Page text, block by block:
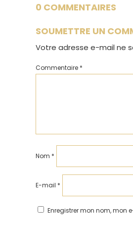
0 COMMENTAIRES
SOUMETTRE UN
Votre adresse e-mail ne
Commentaire *
Nom *
E-mail *
Enregistrer mon nom, mon